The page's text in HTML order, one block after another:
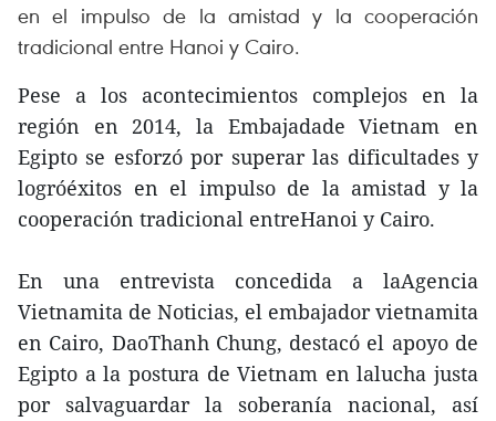
en el impulso de la amistad y la cooperación
tradicional entre Hanoi y Cairo.
Pese a los acontecimientos complejos en la
región en 2014, la Embajadade Vietnam en
Egipto se esforzó por superar las dificultades y
logróéxitos en el impulso de la amistad y la
cooperación tradicional entreHanoi y Cairo.
En una entrevista concedida a laAgencia
Vietnamita de Noticias, el embajador vietnamita
en Cairo, DaoThanh Chung, destacó el apoyo de
Egipto a la postura de Vietnam en lalucha justa
por salvaguardar la soberanía nacional, así